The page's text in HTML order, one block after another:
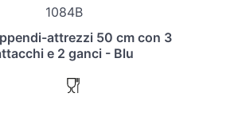
1084B
attrezzi 50 cm con 3
e 2 ganci - Blu